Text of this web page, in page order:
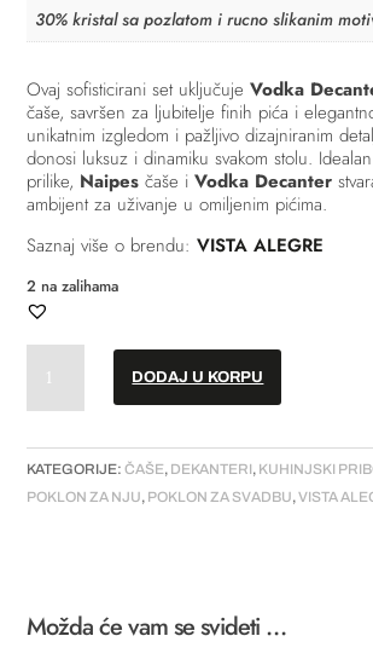
30% kristal sa pozlatom i rucno slikanim
Ovaj sofisticirani set uključujeVodka
čaše, savršen za ljubitelje finih pića i
unikatnim izgledom i pažljivo dizajniranim
donosi luksuz i dinamiku svakom stolu.
prilike, Naipes čaše iVodka Decanter
ambijent za uživanje u omiljenim pićima.
Saznaj više o brendu:VISTA ALEGRE
2 na zalihama
dekanterom
4
šota
DODAJ U KORPU
KATEGORIJE:ČAŠE, DEKANTERI, KUHINJSKI
POKLON ZA NJU, POKLON ZA SVADBU,VISTA
Možda će vam se svideti …